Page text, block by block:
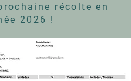
récolte en
2026 !